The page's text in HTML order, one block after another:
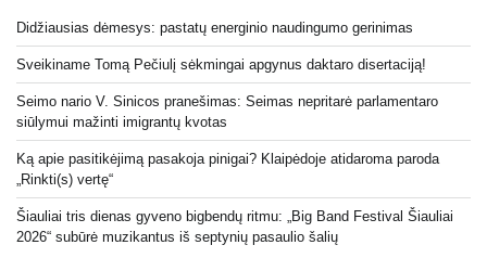
Didžiausias dėmesys: pastatų energinio naudingumo gerinimas
Sveikiname Tomą Pečiulį sėkmingai apgynus daktaro disertaciją!
Seimo nario V. Sinicos pranešimas: Seimas nepritarė parlamentaro
siūlymui mažinti imigrantų kvotas
Ką apie pasitikėjimą pasakoja pinigai? Klaipėdoje atidaroma paroda
„Rinkti(s) vertę“
Šiauliai tris dienas gyveno bigbendų ritmu: „Big Band Festival Šiauliai
2026“ subūrė muzikantus iš septynių pasaulio šalių